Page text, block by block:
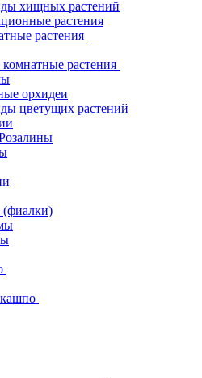
хищных растений
растения
растения
растения
орхидеи
цветущих растений